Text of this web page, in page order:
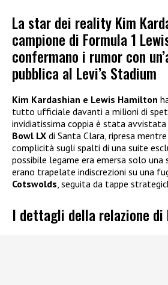
La star dei reality Kim
campione di Formula 1
confermano i rumor con
pubblica al Levi’s Stadium
Kim Kardashian e Lewis Hamilton
tutto ufficiale davanti a milioni di
invidiatissima coppia è stata avvistata
Bowl LX di Santa Clara, ripresa
complicità sugli spalti di una suite
possibile legame era emersa solo
erano trapelate indiscrezioni su una
Cotswolds, seguita da tappe
I dettagli della relazione di